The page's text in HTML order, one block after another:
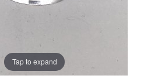
Tap to expand